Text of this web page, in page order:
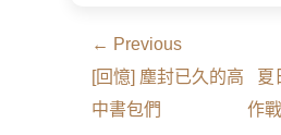
文
章
導
覽
← Previous
Previous
post:
[回憶] 塵封已久的高
中書包們
Next
post:
夏
作